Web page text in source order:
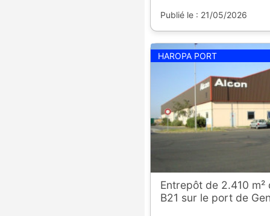
Publié le : 21/05/2026
HAROPA PORT
Entrepôt de 2.410 m²
B21 sur le port de